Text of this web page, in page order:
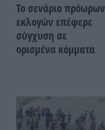
Το σενάριο πρόωρων
εκλογών επέφερε
σύγχυση σε
ορισμένα κόμματα